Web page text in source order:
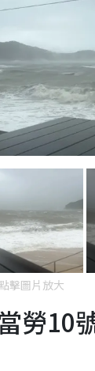
點擊圖片放大
勞10